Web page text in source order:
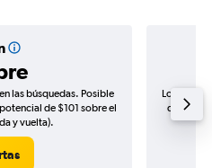
las búsquedas. Posible
de $101 sobre el
y vuelta).
Los
de